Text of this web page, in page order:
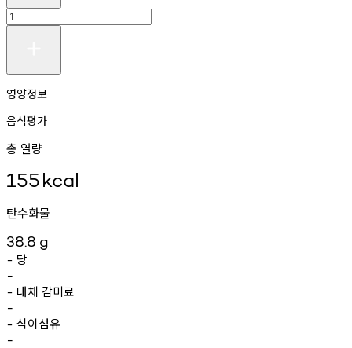
영양정보
음식평가
총 열량
155kcal
탄수화물
38.8 g
- 당
-
- 대체 감미료
-
- 식이섬유
-